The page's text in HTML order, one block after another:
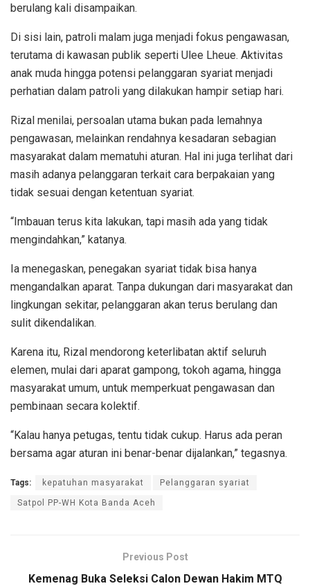
berulang kali disampaikan.
Di sisi lain, patroli malam juga menjadi fokus pengawasan,
terutama di kawasan publik seperti Ulee Lheue. Aktivitas
anak muda hingga potensi pelanggaran syariat menjadi
perhatian dalam patroli yang dilakukan hampir setiap hari.
Rizal menilai, persoalan utama bukan pada lemahnya
pengawasan, melainkan rendahnya kesadaran sebagian
masyarakat dalam mematuhi aturan. Hal ini juga terlihat dari
masih adanya pelanggaran terkait cara berpakaian yang
tidak sesuai dengan ketentuan syariat.
“Imbauan terus kita lakukan, tapi masih ada yang tidak
mengindahkan,” katanya.
Ia menegaskan, penegakan syariat tidak bisa hanya
mengandalkan aparat. Tanpa dukungan dari masyarakat dan
lingkungan sekitar, pelanggaran akan terus berulang dan
sulit dikendalikan.
Karena itu, Rizal mendorong keterlibatan aktif seluruh
elemen, mulai dari aparat gampong, tokoh agama, hingga
masyarakat umum, untuk memperkuat pengawasan dan
pembinaan secara kolektif.
“Kalau hanya petugas, tentu tidak cukup. Harus ada peran
bersama agar aturan ini benar-benar dijalankan,” tegasnya.
Tags: kepatuhan masyarakat Pelanggaran syariat
Satpol PP-WH Kota Banda Aceh
Previous Post
Kemenag Buka Seleksi Calon Dewan Hakim MTQ